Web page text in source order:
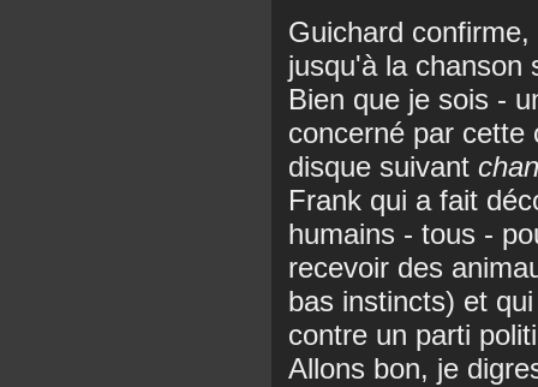
Guichard
jusqu'à la chanson
Bien que je sois -
concerné par cette
disque suivant
Frank qui a fait
humains - tous -
recevoir des
bas instincts) et
contre un parti
Allons bon, je